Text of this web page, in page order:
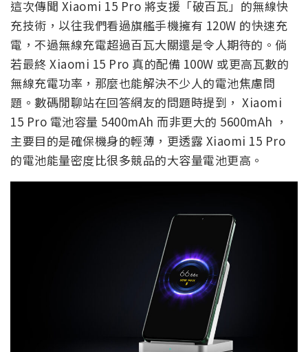
這次傳聞 Xiaomi 15 Pro 將支援「破百瓦」的無線快
充技術，以往我們看過旗艦手機擁有 120W 的快速充
電，不過無線充電超過百瓦大關還是令人期待的。倘
若最終 Xiaomi 15 Pro 真的配備 100W 或更高瓦數的
無線充電功率，那麼也能解決不少人的電池焦慮問
題。數碼閒聊站在回答網友的問題時提到， Xiaomi
15 Pro 電池容量 5400mAh 而非更大的 5600mAh ，
主要目的是確保機身的輕薄，更透露 Xiaomi 15 Pro
的電池能量密度比很多競品的大容量電池更高。